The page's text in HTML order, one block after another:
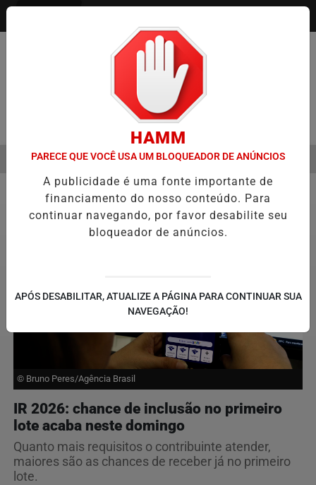
Pesquisar Notícia
DO CÂNCER DE CABEÇA E PESCOÇO EVOLUI E AMPLIA
EM ALTA
MENU
Economia
© Bruno Peres/Agência Brasil
IR 2026: chance de inclusão no primeiro
lote acaba neste domingo
Quanto mais requisitos o contribuinte atender,
maiores são as chances de receber já no primeiro
lote.
HAMM
PARECE QUE VOCÊ USA UM BLOQUEADOR DE ANÚNCIOS
A publicidade é uma fonte importante de
financiamento do nosso conteúdo. Para
continuar navegando, por favor desabilite seu
bloqueador de anúncios.
APÓS DESABILITAR, ATUALIZE A PÁGINA PARA CONTINUAR SUA
NAVEGAÇÃO!